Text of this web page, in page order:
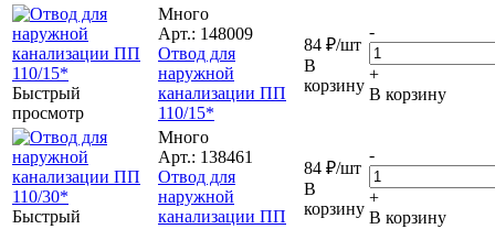
Быстрый
просмотр
Много
Арт.: 148009
Отвод для
наружной
канализации ПП
110/15*
84 ₽/шт
В
корзину
-
+
В корзину
Быстрый
Много
Арт.: 138461
Отвод для
наружной
канализации ПП
84 ₽/шт
В
корзину
-
+
В корзину